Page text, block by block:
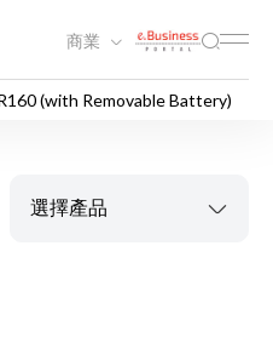
商業
(with Removable Battery)
選擇產品